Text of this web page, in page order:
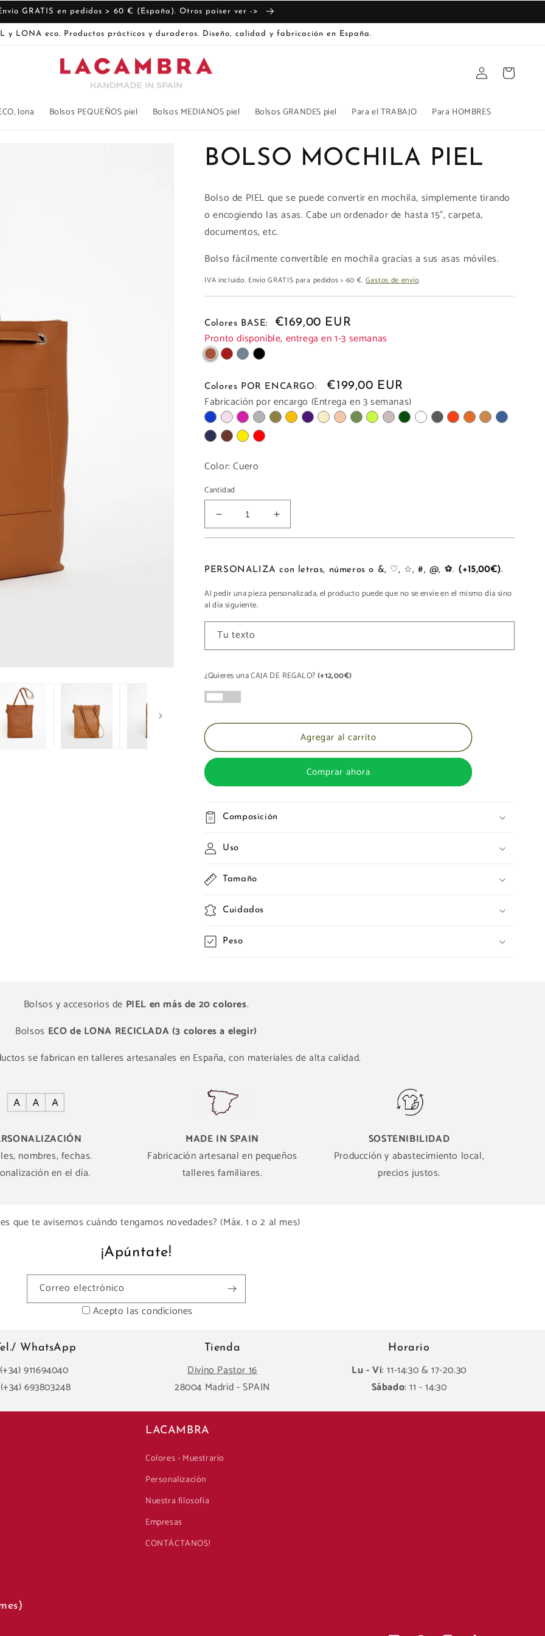
GRATIS en pedidos > 60 € (España). Otros paíser ver ->
y LONA eco. Productos prácticos y duraderos. Diseño, calidad y fabricación en España.
lona Bolsos PEQUEÑOS piel Bolsos MEDIANOS piel Bolsos GRANDES piel Para el TRABAJO Para HOMBRES
Iniciar
sesión
Carrito
BOLSO MOCHILA PIEL
Bolso de PIEL que se puede convertir en mochila, simplemente tirando
o encogiendo las asas. Cabe un ordenador de hasta 15", carpeta,
documentos, etc.
Bolso fácilmente convertible en mochila gracias a sus asas móviles.
IVA incluido. Envío GRATIS para pedidos > 60 €. Gastos de envío.
Colores BASE: €169,00 EUR
Pronto disponible, entrega en 1-3 semanas
Colores POR ENCARGO: €199,00 EUR
Fabricación por encargo (Entrega en 3 semanas)
Color:Cuero
Cantidad
Reducir
cantidad
MOCHILA
Aumentar
cantidad
MOCHILA
PERSONALIZA con letras, números o &, ♡, ☆, #, @, ⚽. (+15,00€).
Al pedir una pieza personalizada, el producto puede que no se envíe en el mismo día sino
al día siguiente.
Tu texto
¿Quieres una CAJA DE REGALO?(+12,00€)
Agregar al carrito
Comprar ahora
Composición
Uso
Tamaño
Cuidados
Peso
Bolsos y accesorios de PIEL en más de 20 colores.
Bolsos ECO de LONA RECICLADA (3 colores a elegir)
se fabrican en talleres artesanales en España, con materiales de alta calidad.
nombres, fechas.
en el día.
MADE IN SPAIN
Fabricación artesanal en pequeños
talleres familiares.
SOSTENIBILIDAD
Producción y abastecimiento local,
precios justos.
que te avisemos cuándo tengamos novedades? (Máx. 1 o 2 al mes)
¡Apúntate!
Correo electrónico
Acepto las condiciones
WhatsApp
(+34) 911694040
(+34) 693803248
Tienda
Divino Pastor 16
28004 Madrid - SPAIN
Horario
Lu - Vi: 11-14:30 & 17-20.30
Sábado: 11 - 14:30
LACAMBRA
Colores - Muestrario
Personalización
Nuestra filosofía
Empresas
CONTÁCTANOS!